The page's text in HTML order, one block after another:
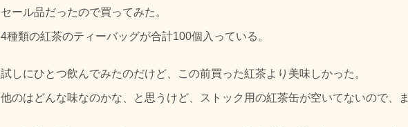
セール品だったので買ってみた。
4種類の紅茶のティーバッグが合計100個入っている。
試しにひとつ飲んでみたのだけど、この前買った紅茶より美味しかった。
他のはどんな味なのかな、と思うけど、ストック用の紅茶缶が空いてないので、